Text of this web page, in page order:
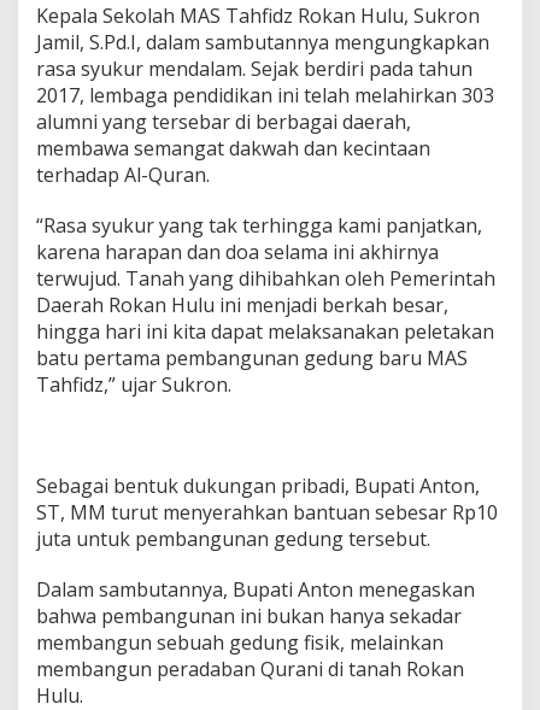
Kepala Sekolah MAS Tahfidz Rokan Hulu, Sukron
Jamil, S.Pd.I, dalam sambutannya mengungkapkan
rasa syukur mendalam. Sejak berdiri pada tahun
2017, lembaga pendidikan ini telah melahirkan 303
alumni yang tersebar di berbagai daerah,
membawa semangat dakwah dan kecintaan
terhadap Al-Quran.
“Rasa syukur yang tak terhingga kami panjatkan,
karena harapan dan doa selama ini akhirnya
terwujud. Tanah yang dihibahkan oleh Pemerintah
Daerah Rokan Hulu ini menjadi berkah besar,
hingga hari ini kita dapat melaksanakan peletakan
batu pertama pembangunan gedung baru MAS
Tahfidz,” ujar Sukron.
Sebagai bentuk dukungan pribadi, Bupati Anton,
ST, MM turut menyerahkan bantuan sebesar Rp10
juta untuk pembangunan gedung tersebut.
Dalam sambutannya, Bupati Anton menegaskan
bahwa pembangunan ini bukan hanya sekadar
membangun sebuah gedung fisik, melainkan
membangun peradaban Qurani di tanah Rokan
Hulu.